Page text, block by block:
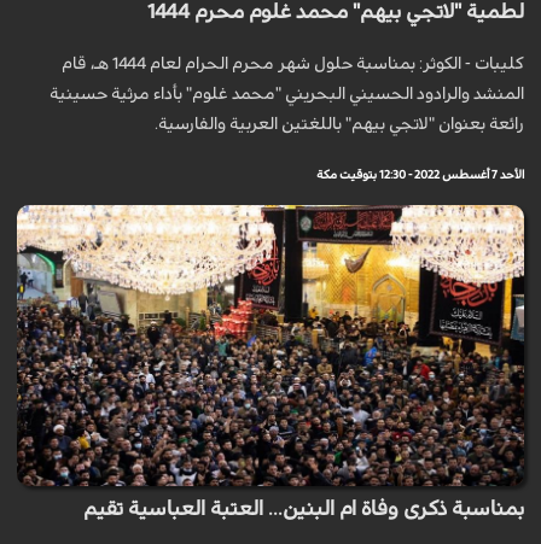
لطمية "لاتجي بيهم" محمد غلوم محرم 1444
كليبات - الكوثر: بمناسبة حلول شهر محرم الحرام لعام 1444 هـ، قام
المنشد والرادود الحسيني البحريني "محمد غلوم" بأداء مرثية حسينية
رائعة بعنوان "لاتجي بيهم" باللغتين العربية والفارسية.
الأحد 7 أغسطس 2022 - 12:30 بتوقيت مكة
بمناسبة ذكرى وفاة ام البنين... العتبة العباسية تقيم